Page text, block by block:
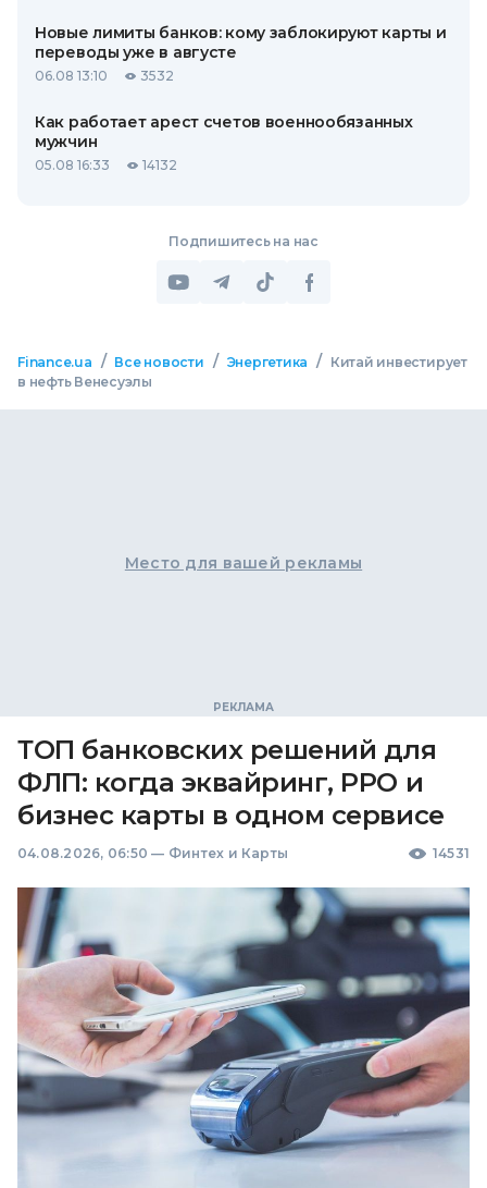
Новые лимиты банков: кому заблокируют карты и
переводы уже в августе
06.08 13:10 3532
Как работает арест счетов военнообязанных
мужчин
05.08 16:33 14132
Подпишитесь на нас
Finance.ua / Все новости / Энергетика /
Китай инвестирует
в нефть Венесуэлы
Место для вашей рекламы
ТОП банковских решений для
ФЛП: когда эквайринг, РРО и
бизнес карты в одном сервисе
04.08.2026, 06:50 — Финтех и Карты 14531